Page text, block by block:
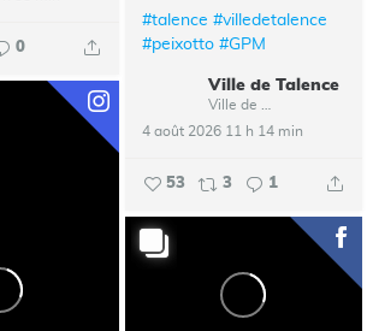
0
#talence #villedetalence
#peixotto #GPM
Ville de Talence
4 août 2026 11 h 14 min
53 3 1